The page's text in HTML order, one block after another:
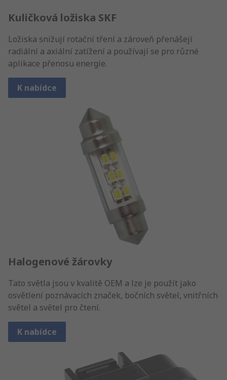
Kuličková ložiska SKF
Ložiska snižují rotační tření a zároveň přenášejí
radiální a axiální zatížení a používají se pro různé
aplikace přenosu energie.
K nabídce
Halogenové žárovky
Tato světla jsou v kvalitě OEM a lze je použít jako
osvětlení poznávacích značek, bočních světel, vnitřních
světel a světel pro čtení.
K nabídce